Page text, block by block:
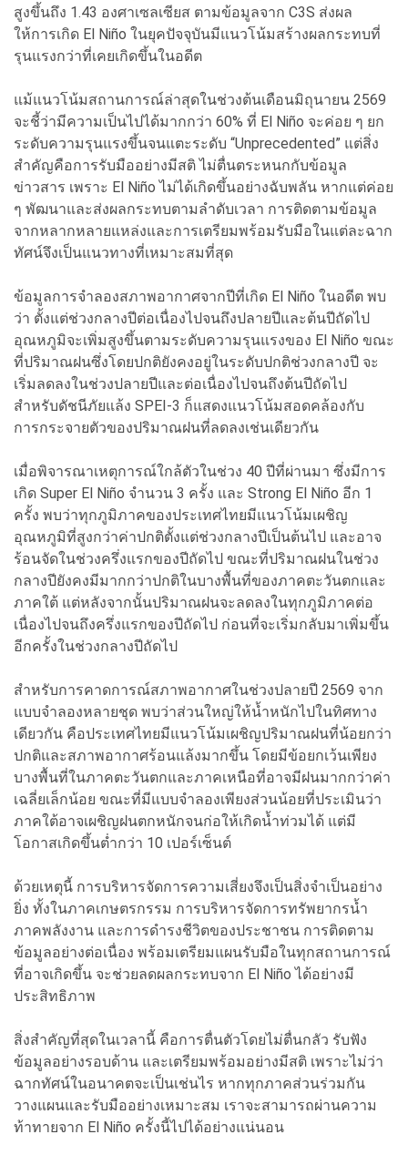
สูงขึ้นถึง 1.43 องศาเซลเซียส ตามข้อมูลจาก C3S ส่งผล
ให้การเกิด El Niño ในยุคปัจจุบันมีแนวโน้มสร้างผลกระทบที่
รุนแรงกว่าที่เคยเกิดขึ้นในอดีต
แม้แนวโน้มสถานการณ์ล่าสุดในช่วงต้นเดือนมิถุนายน 2569
จะชี้ว่ามีความเป็นไปได้มากกว่า 60% ที่ El Niño จะค่อย ๆ ยก
ระดับความรุนแรงขึ้นจนแตะระดับ “Unprecedented” แต่สิ่ง
สำคัญคือการรับมืออย่างมีสติ ไม่ตื่นตระหนกกับข้อมูล
ข่าวสาร เพราะ El Niño ไม่ได้เกิดขึ้นอย่างฉับพลัน หากแต่ค่อย
ๆ พัฒนาและส่งผลกระทบตามลำดับเวลา การติดตามข้อมูล
จากหลากหลายแหล่งและการเตรียมพร้อมรับมือในแต่ละฉาก
ทัศน์จึงเป็นแนวทางที่เหมาะสมที่สุด
ข้อมูลการจำลองสภาพอากาศจากปีที่เกิด El Niño ในอดีต พบ
ว่า ตั้งแต่ช่วงกลางปีต่อเนื่องไปจนถึงปลายปีและต้นปีถัดไป
อุณหภูมิจะเพิ่มสูงขึ้นตามระดับความรุนแรงของ El Niño ขณะ
ที่ปริมาณฝนซึ่งโดยปกติยังคงอยู่ในระดับปกติช่วงกลางปี จะ
เริ่มลดลงในช่วงปลายปีและต่อเนื่องไปจนถึงต้นปีถัดไป
สำหรับดัชนีภัยแล้ง SPEI-3 ก็แสดงแนวโน้มสอดคล้องกับ
การกระจายตัวของปริมาณฝนที่ลดลงเช่นเดียวกัน
เมื่อพิจารณาเหตุการณ์ใกล้ตัวในช่วง 40 ปีที่ผ่านมา ซึ่งมีการ
เกิด Super El Niño จำนวน 3 ครั้ง และ Strong El Niño อีก 1
ครั้ง พบว่าทุกภูมิภาคของประเทศไทยมีแนวโน้มเผชิญ
อุณหภูมิที่สูงกว่าค่าปกติตั้งแต่ช่วงกลางปีเป็นต้นไป และอาจ
ร้อนจัดในช่วงครึ่งแรกของปีถัดไป ขณะที่ปริมาณฝนในช่วง
กลางปียังคงมีมากกว่าปกติในบางพื้นที่ของภาคตะวันตกและ
ภาคใต้ แต่หลังจากนั้นปริมาณฝนจะลดลงในทุกภูมิภาคต่อ
เนื่องไปจนถึงครึ่งแรกของปีถัดไป ก่อนที่จะเริ่มกลับมาเพิ่มขึ้น
อีกครั้งในช่วงกลางปีถัดไป
สำหรับการคาดการณ์สภาพอากาศในช่วงปลายปี 2569 จาก
แบบจำลองหลายชุด พบว่าส่วนใหญ่ให้น้ำหนักไปในทิศทาง
เดียวกัน คือประเทศไทยมีแนวโน้มเผชิญปริมาณฝนที่น้อยกว่า
ปกติและสภาพอากาศร้อนแล้งมากขึ้น โดยมีข้อยกเว้นเพียง
บางพื้นที่ในภาคตะวันตกและภาคเหนือที่อาจมีฝนมากกว่าค่า
เฉลี่ยเล็กน้อย ขณะที่มีแบบจำลองเพียงส่วนน้อยที่ประเมินว่า
ภาคใต้อาจเผชิญฝนตกหนักจนก่อให้เกิดน้ำท่วมได้ แต่มี
โอกาสเกิดขึ้นต่ำกว่า 10 เปอร์เซ็นต์
ด้วยเหตุนี้ การบริหารจัดการความเสี่ยงจึงเป็นสิ่งจำเป็นอย่าง
ยิ่ง ทั้งในภาคเกษตรกรรม การบริหารจัดการทรัพยากรน้ำ
ภาคพลังงาน และการดำรงชีวิตของประชาชน การติดตาม
ข้อมูลอย่างต่อเนื่อง พร้อมเตรียมแผนรับมือในทุกสถานการณ์
ที่อาจเกิดขึ้น จะช่วยลดผลกระทบจาก El Niño ได้อย่างมี
ประสิทธิภาพ
สิ่งสำคัญที่สุดในเวลานี้ คือการตื่นตัวโดยไม่ตื่นกลัว รับฟัง
ข้อมูลอย่างรอบด้าน และเตรียมพร้อมอย่างมีสติ เพราะไม่ว่า
ฉากทัศน์ในอนาคตจะเป็นเช่นไร หากทุกภาคส่วนร่วมกัน
วางแผนและรับมืออย่างเหมาะสม เราจะสามารถผ่านความ
ท้าทายจาก El Niño ครั้งนี้ไปได้อย่างแน่นอน